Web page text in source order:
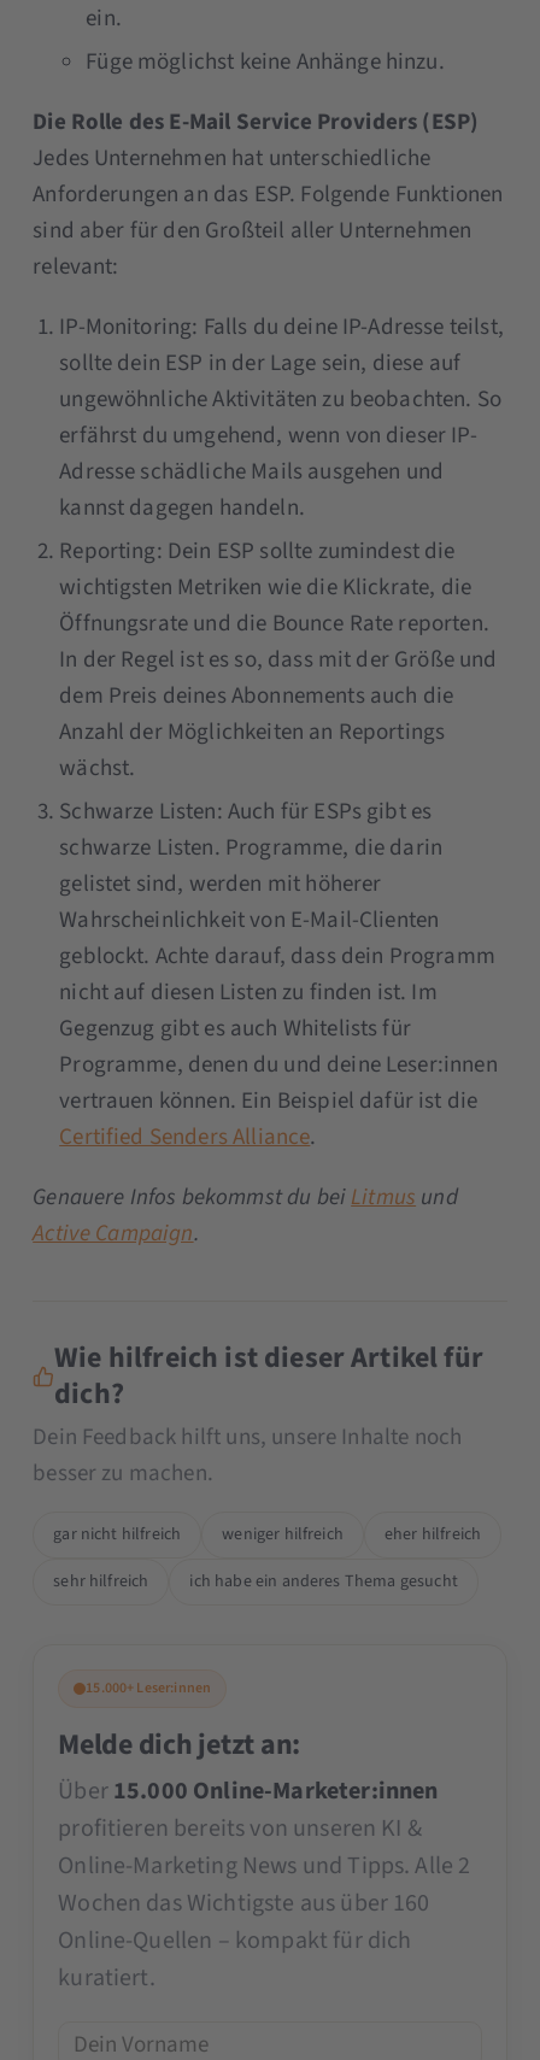
ein.
Füge möglichst keine Anhänge hinzu.
Die Rolle des E-Mail Service Providers (ESP)
Jedes Unternehmen hat unterschiedliche
Anforderungen an das ESP. Folgende Funktionen
sind aber für den Großteil aller Unternehmen
relevant:
IP-Monitoring: Falls du deine IP-Adresse teilst,
sollte dein ESP in der Lage sein, diese auf
ungewöhnliche Aktivitäten zu beobachten. So
erfährst du umgehend, wenn von dieser IP-
Adresse schädliche Mails ausgehen und
kannst dagegen handeln.
Reporting: Dein ESP sollte zumindest die
wichtigsten Metriken wie die Klickrate, die
Öffnungsrate und die Bounce Rate reporten.
In der Regel ist es so, dass mit der Größe und
dem Preis deines Abonnements auch die
Anzahl der Möglichkeiten an Reportings
wächst.
Schwarze Listen: Auch für ESPs gibt es
schwarze Listen. Programme, die darin
gelistet sind, werden mit höherer
Wahrscheinlichkeit von E-Mail-Clienten
geblockt. Achte darauf, dass dein Programm
nicht auf diesen Listen zu finden ist. Im
Gegenzug gibt es auch Whitelists für
Programme, denen du und deine Leser:innen
vertrauen können. Ein Beispiel dafür ist die
Certified Senders Alliance.
Genauere Infos bekommst du beiLitmusund
Active Campaign.
Wie hilfreich ist dieser Artikel für
dich?
Dein Feedback hilft uns, unsere Inhalte noch
besser zu machen.
gar nicht hilfreich weniger hilfreich
eher hilfreich
sehr hilfreich
ich habe ein anderes Thema gesucht
15.000+ Leser:innen
Melde dich jetzt an:
Über15.000 Online-Marketer:innen
profitieren bereits von unseren KI &
Online-Marketing News und Tipps. Alle 2
Wochen das Wichtigste aus über 160
Online-Quellen – kompakt für dich
kuratiert.